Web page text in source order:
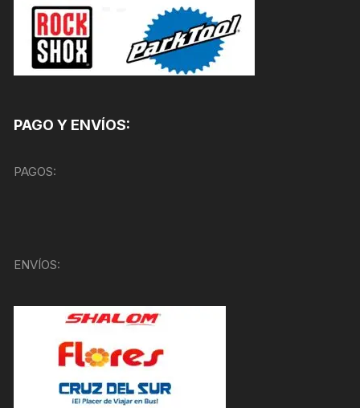
PAGO Y ENVÍOS:
PAGOS:
ENVÍOS: